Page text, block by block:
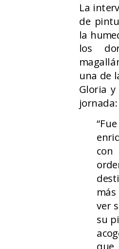
La
de
la
los
una de
Gloria
jornada:
con
ver
su